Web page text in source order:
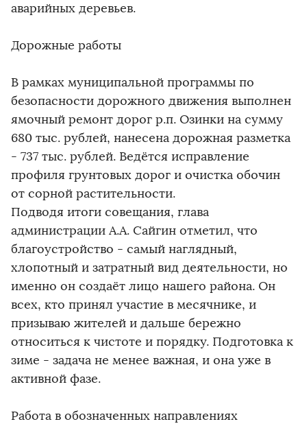
аварийных деревьев.
Дорожные работы
В рамках муниципальной программы по
безопасности дорожного движения выполнен
ямочный ремонт дорог р.п. Озинки на сумму
680 тыс. рублей, нанесена дорожная разметка
- 737 тыс. рублей. Ведётся исправление
профиля грунтовых дорог и очистка обочин
от сорной растительности.
Подводя итоги совещания, глава
администрации А.А. Сайгин отметил, что
благоустройство - самый наглядный,
хлопотный и затратный вид деятельности, но
именно он создаёт лицо нашего района. Он
всех, кто принял участие в месячнике, и
призываю жителей и дальше бережно
относиться к чистоте и порядку. Подготовка к
зиме - задача не менее важная, и она уже в
активной фазе.
Работа в обозначенных направлениях